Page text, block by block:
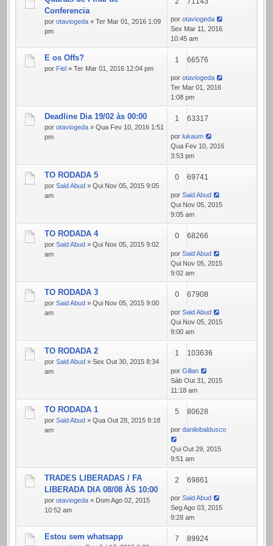
Conferencia
por otaviogeda » Ter Mar 01, 2016 1:09
pm
por otaviogeda
Sex Mar 11, 2016
10:45 am
E os Offs?
por Fiel » Ter Mar 01, 2016 12:04 pm
1 66576
por otaviogeda
Ter Mar 01, 2016
1:08 pm
Deadline Dia 19/02 às 00:00
por otaviogeda » Qua Fev 10, 2016 1:51
pm
1 63317
por lukaum
Qua Fev 10, 2016
3:53 pm
TO RODADA 5
por Said Abud » Qui Nov 05, 2015 9:05
am
0 69741
por Said Abud
Qui Nov 05, 2015
9:05 am
TO RODADA 4
por Said Abud » Qui Nov 05, 2015 9:02
am
0 68266
por Said Abud
Qui Nov 05, 2015
9:02 am
TO RODADA 3
por Said Abud » Qui Nov 05, 2015 9:00
am
0 67908
por Said Abud
Qui Nov 05, 2015
9:00 am
TO RODADA 2
por Said Abud » Sex Out 30, 2015 8:34
am
1 103636
por Gillan
Sáb Out 31, 2015
11:18 am
TO RODADA 1
por Said Abud » Qua Out 28, 2015 8:18
am
5 80628
por danilobaldusco
Qui Out 29, 2015
9:51 am
TRADES LIBERADAS / FA
LIBERADA DIA 08/08 ÀS 10:00
por otaviogeda » Dom Ago 02, 2015
10:52 am
2 69861
por Said Abud
Seg Ago 03, 2015
9:28 am
Estou sem whatsapp 7 89924